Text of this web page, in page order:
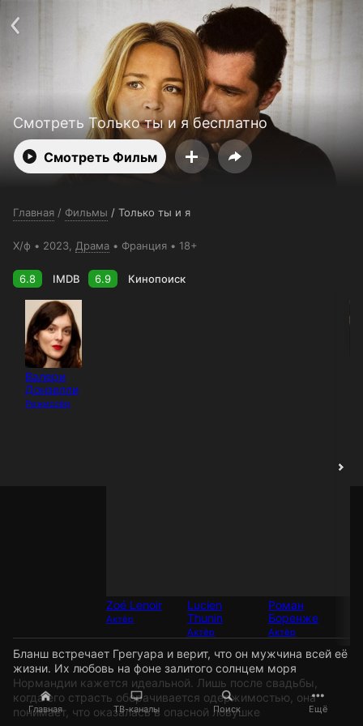
Главная ТВ-каналы Поиск Ещё
Смотреть Только ты и я бесплатно
Смотреть Фильм
Главная / Фильмы / Только ты и я
Х/ф 2023, Драма Франция 18+
6.8 IMDB 6.9 Кинопоиск
Валери
Донзелли
Режиссёр
Zoé Lenoir
Актёр
Lucien
Thunin
Актёр
Роман
Боренже
Актёр
Бланш встречает Грегуара и верит, что он мужчина всей её
жизни. Их любовь на фоне залитого солнцем моря
Нормандии кажется идеальной. Лишь после свадьбы,
когда его страсть оборачивается одержимостью, она
понимает, что оказалась в опасной ловушке
Пользовательское соглашение
Политика конфиденциальности
Для партнёров
Открыть приложение
Ввести промокод
Установить на ТВ
Бесплатные каналы Контакты